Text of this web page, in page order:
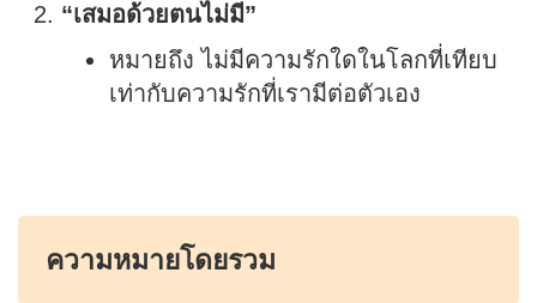
“เสมอด้วยตนไม่มี”
หมายถึง ไม่มีความรักใดในโลกที่เทียบ
เท่ากับความรักที่เรามีต่อตัวเอง
ความหมายโดยรวม